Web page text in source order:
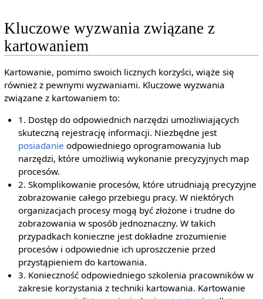
Kluczowe wyzwania związane z
kartowaniem
Kartowanie, pomimo swoich licznych korzyści, wiąże się
również z pewnymi wyzwaniami. Kluczowe wyzwania
związane z kartowaniem to:
1. Dostęp do odpowiednich narzędzi umożliwiających
skuteczną rejestrację informacji. Niezbędne jest
posiadanie odpowiedniego oprogramowania lub
narzędzi, które umożliwią wykonanie precyzyjnych map
procesów.
2. Skomplikowanie procesów, które utrudniają precyzyjne
zobrazowanie całego przebiegu pracy. W niektórych
organizacjach procesy mogą być złożone i trudne do
zobrazowania w sposób jednoznaczny. W takich
przypadkach konieczne jest dokładne zrozumienie
procesów i odpowiednie ich uproszczenie przed
przystąpieniem do kartowania.
3. Konieczność odpowiedniego szkolenia pracowników w
zakresie korzystania z techniki kartowania. Kartowanie